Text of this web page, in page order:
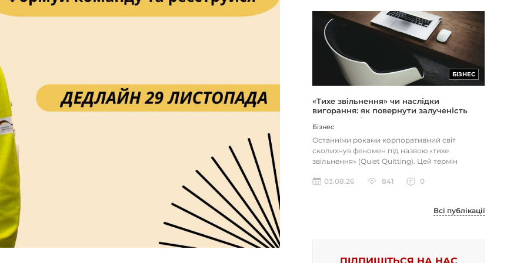
БІЗНЕС
«Тихе звільнення» чи наслідки
вигорання: як повернути залученість
через сенс і мету
Бізнес
Останніми роками корпоративний світ
сколихнув феномен під назвою «тихе
звільнення» (Quiet Quitting). Цей термін
03.08.26
841 0
Всі публікації